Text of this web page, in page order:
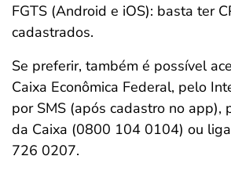
FGTS (Android e iOS): basta ter
cadastrados.
Se preferir, também é possível
Caixa Econômica Federal, pelo
por SMS (após cadastro no
da Caixa (0800 104 0104) ou
726 0207.